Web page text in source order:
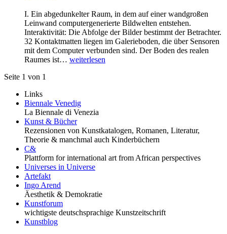
I. Ein abgedunkelter Raum, in dem auf einer wandgroßen
Leinwand computergenerierte Bildwelten entstehen.
Interaktivität: Die Abfolge der Bilder bestimmt der Betrachter.
32 Kontaktmatten liegen im Galerieboden, die über Sensoren
mit dem Computer verbunden sind. Der Boden des realen
Raumes ist… weiterlesen
Seite 1 von 1
Links
Biennale Venedig
La Biennale di Venezia
Kunst & Bücher
Rezensionen von Kunstkatalogen, Romanen, Literatur,
Theorie & manchmal auch Kinderbüchern
C&
Plattform for international art from African perspectives
Universes in Universe
Artefakt
Ingo Arend
Äesthetik & Demokratie
Kunstforum
wichtigste deutschsprachige Kunstzeitschrift
Kunstblog